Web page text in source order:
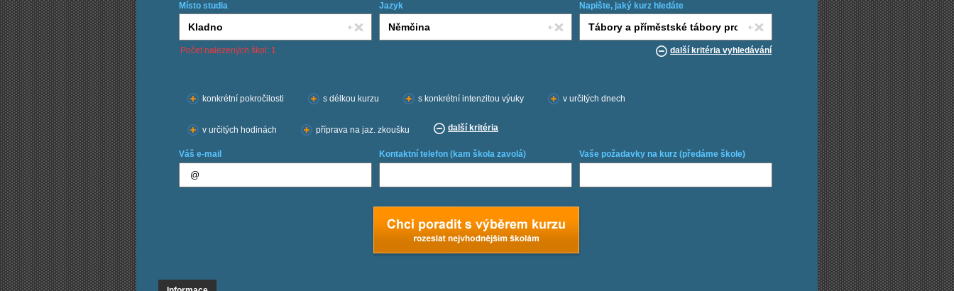
Místo studia Jazyk Napište, jaký kurz hledáte
Počet nalezených škol: 1 další kritéria vyhledávání
konkrétní pokročilosti
s délkou kurzu s konkrétní intenzitou výuky v určitých dnech
v určitých hodinách příprava na jaz. zkoušku další kritéria
Váš e-mail Kontaktní telefon (kam škola zavolá) Vaše požadavky na kurz (předáme škole)